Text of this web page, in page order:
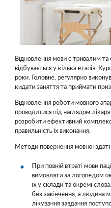
Відновлення мови є тривалим
відбувається у кілька етапів.
роки. Головне, регулярно
кидати заняття та приймати
Відновлення роботи мовного
проводитися під наглядом
розробити ефективний
правильність їх виконання.
Методи повернення мовної
При повній втраті мови
вимовляти за логопедом
їх у склади та окремі
без закінчення, а людина
лікування завдання